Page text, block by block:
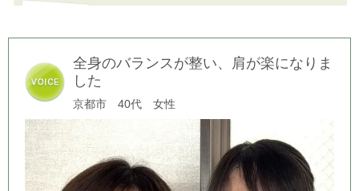
全身のバランスが整い、肩が楽になりま
した
京都市 40代 女性